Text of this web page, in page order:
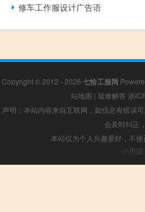
修车工作服设计广告语
Copyright © 2012 - 2026 七恰工服网
站地图 | 疑难解答 浙
声明：本站内容来自互联网，如信息有错误
会及时纠正
本站仅为个人兴趣爱好，不
小男孩